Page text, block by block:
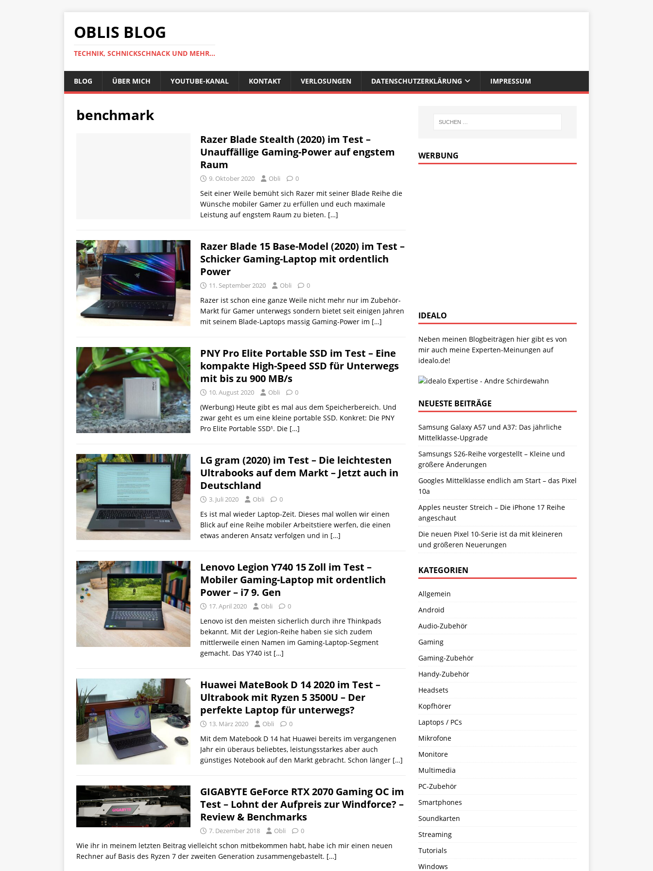
OBLIS BLOG
TECHNIK, SCHNICKSCHNACK UND MEHR...
BLOG ÜBER MICH YOUTUBE-KANAL KONTAKT VERLOSUNGEN DATENSCHUTZERKLÄRUNG IMPRESSUM
benchmark
Razer Blade Stealth (2020) im Test –
Unauffällige Gaming-Power auf engstem
Raum
9. Oktober 2020 Obli 0
Seit einer Weile bemüht sich Razer mit seiner Blade Reihe die
Wünsche mobiler Gamer zu erfüllen und euch maximale
Leistung auf engstem Raum zu bieten. […]
Razer Blade 15 Base-Model (2020) im Test –
Schicker Gaming-Laptop mit ordentlich
Power
11. September 2020 Obli 0
Razer ist schon eine ganze Weile nicht mehr nur im Zubehör-
Markt für Gamer unterwegs sondern bietet seit einigen Jahren
mit seinem Blade-Laptops massig Gaming-Power im […]
PNY Pro Elite Portable SSD im Test – Eine
kompakte High-Speed SSD für Unterwegs
mit bis zu 900 MB/s
10. August 2020 Obli 0
(Werbung) Heute gibt es mal aus dem Speicherbereich. Und
zwar geht es um eine kleine portable SSD. Konkret: Die PNY
Pro Elite Portable SSD¹. Die […]
LG gram (2020) im Test – Die leichtesten
Ultrabooks auf dem Markt – Jetzt auch in
Deutschland
3. Juli 2020 Obli 0
Es ist mal wieder Laptop-Zeit. Dieses mal wollen wir einen
Blick auf eine Reihe mobiler Arbeitstiere werfen, die einen
etwas anderen Ansatz verfolgen und in […]
Lenovo Legion Y740 15 Zoll im Test –
Mobiler Gaming-Laptop mit ordentlich
Power – i7 9. Gen
17. April 2020 Obli 0
Lenovo ist den meisten sicherlich durch ihre Thinkpads
bekannt. Mit der Legion-Reihe haben sie sich zudem
mittlerweile einen Namen im Gaming-Laptop-Segment
gemacht. Das Y740 ist […]
Huawei MateBook D 14 2020 im Test –
Ultrabook mit Ryzen 5 3500U – Der
perfekte Laptop für unterwegs?
13. März 2020 Obli 0
Mit dem Matebook D 14 hat Huawei bereits im vergangenen
Jahr ein überaus beliebtes, leistungsstarkes aber auch
günstiges Notebook auf den Markt gebracht. Schon länger […]
GIGABYTE GeForce RTX 2070 Gaming OC im
Test – Lohnt der Aufpreis zur Windforce? –
Review & Benchmarks
7. Dezember 2018 Obli 0
Wie ihr in meinem letzten Beitrag vielleicht schon mitbekommen habt, habe ich mir einen neuen
Rechner auf Basis des Ryzen 7 der zweiten Generation zusammengebastelt. […]
WERBUNG
IDEALO
Neben meinen Blogbeiträgen hier gibt es von
mir auch meine Experten-Meinungen auf
idealo.de!
NEUESTE BEITRÄGE
Samsung Galaxy A57 und A37: Das jährliche
Mittelklasse-Upgrade
Samsungs S26-Reihe vorgestellt – Kleine und
größere Änderungen
Googles Mittelklasse endlich am Start – das Pixel
10a
Apples neuster Streich – Die iPhone 17 Reihe
angeschaut
Die neuen Pixel 10-Serie ist da mit kleineren
und größeren Neuerungen
KATEGORIEN
Allgemein
Android
Audio-Zubehör
Gaming
Gaming-Zubehör
Handy-Zubehör
Headsets
Kopfhörer
Laptops / PCs
Mikrofone
Monitore
Multimedia
PC-Zubehör
Smartphones
Soundkarten
Streaming
Tutorials
Windows